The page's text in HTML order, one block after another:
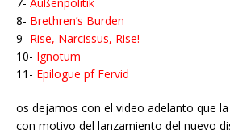
8- Brethren’s Burden
9- Rise, Narcissus, Rise!
10- Ignotum
11- Epilogue pf Fervid
os dejamos con el video adelanto que
con motivo del lanzamiento del nuevo